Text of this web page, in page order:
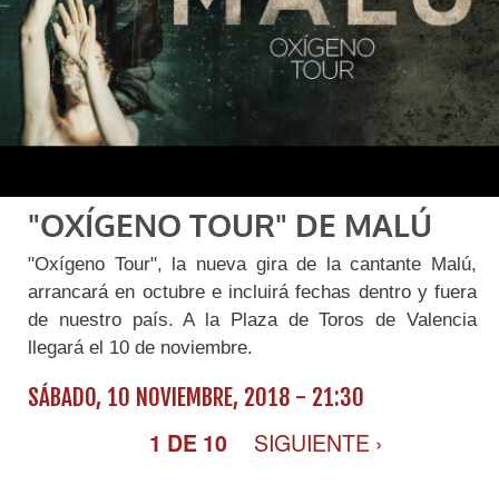
"OXÍGENO TOUR" DE MALÚ
"Oxígeno Tour", la nueva gira de la cantante Malú,
arrancará en octubre e incluirá fechas dentro y fuera
de nuestro país. A la Plaza de Toros de Valencia
llegará el 10 de noviembre.
SÁBADO, 10 NOVIEMBRE, 2018 - 21:30
1 DE 10 SIGUIENTE ›